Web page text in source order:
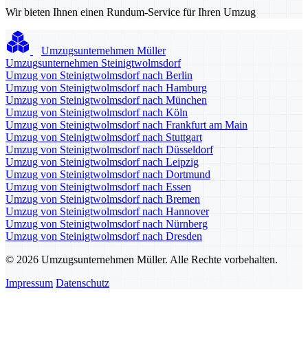
Wir bieten Ihnen einen Rundum-Service für Ihren Umzug
Umzugsunternehmen Müller
Umzugsunternehmen Steinigtwolmsdorf
Umzug von Steinigtwolmsdorf nach Berlin
Umzug von Steinigtwolmsdorf nach Hamburg
Umzug von Steinigtwolmsdorf nach München
Umzug von Steinigtwolmsdorf nach Köln
Umzug von Steinigtwolmsdorf nach Frankfurt am Main
Umzug von Steinigtwolmsdorf nach Stuttgart
Umzug von Steinigtwolmsdorf nach Düsseldorf
Umzug von Steinigtwolmsdorf nach Leipzig
Umzug von Steinigtwolmsdorf nach Dortmund
Umzug von Steinigtwolmsdorf nach Essen
Umzug von Steinigtwolmsdorf nach Bremen
Umzug von Steinigtwolmsdorf nach Hannover
Umzug von Steinigtwolmsdorf nach Nürnberg
Umzug von Steinigtwolmsdorf nach Dresden
© 2026 Umzugsunternehmen Müller. Alle Rechte vorbehalten.
Impressum Datenschutz